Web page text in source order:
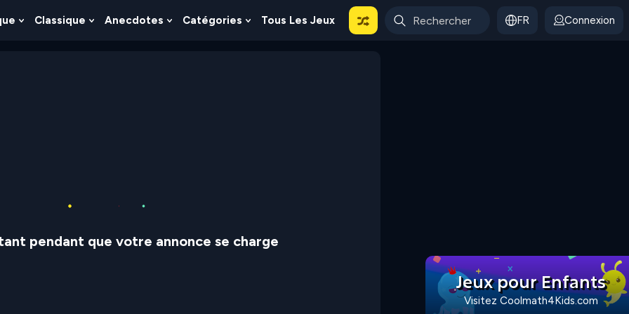
Show
Classique
Show
Anecdotes
Show
Catégories
Show
Tous Les Jeux FR Connexion
pendant que votre annonce se charge
Jeux pour Enfants
Visitez Coolmath4Kids.com